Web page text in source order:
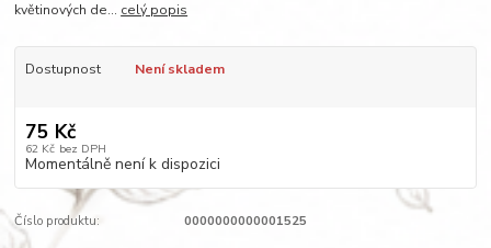
květinových de... celý popis
Dostupnost Není skladem
75 Kč
62 Kč bez DPH
Momentálně není k dispozici
Číslo produktu: 0000000000001525